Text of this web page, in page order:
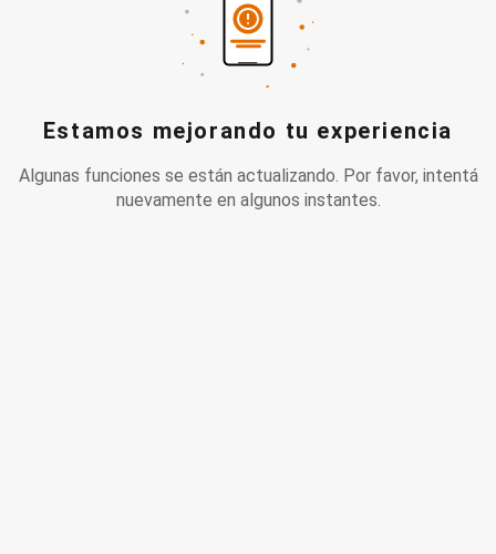
Estamos mejorando tu experiencia
Algunas funciones se están actualizando. Por favor, intentá
nuevamente en algunos instantes.